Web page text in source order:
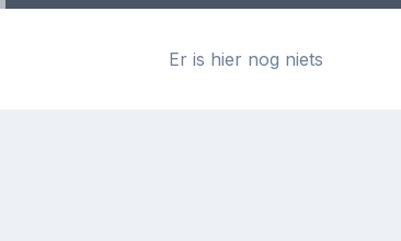
Er is hier nog niets